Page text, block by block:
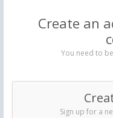
Create an
You need to
Sign up for a